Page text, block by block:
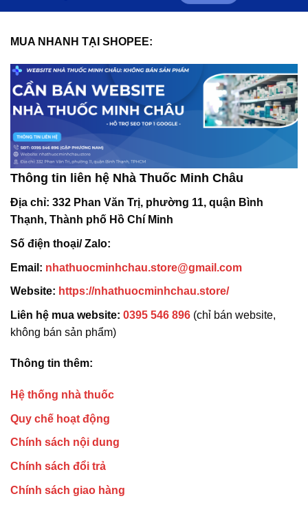
MUA NHANH TẠI SHOPEE:
Thông tin liên hệ Nhà Thuốc Minh Châu
Địa chỉ: 332 Phan Văn Trị, phường 11, quận Bình
Thạnh, Thành phố Hồ Chí Minh
Số điện thoại/ Zalo:
Email: nhathuocminhchau.store@gmail.com
Website: https://nhathuocminhchau.store/
Liên hệ mua website: 0395 546 896 (chỉ bán website,
không bán sản phẩm)
Thông tin thêm:
Hệ thống nhà thuốc
Quy chế hoạt động
Chính sách nội dung
Chính sách đổi trả
Chính sách giao hàng